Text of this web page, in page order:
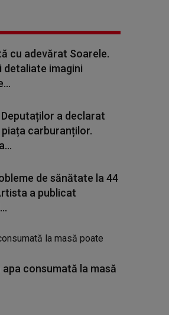
cu adevărat Soarele.
detaliate imagini
a declarat
carburanților.
de sănătate la 44
a publicat
consumată la masă